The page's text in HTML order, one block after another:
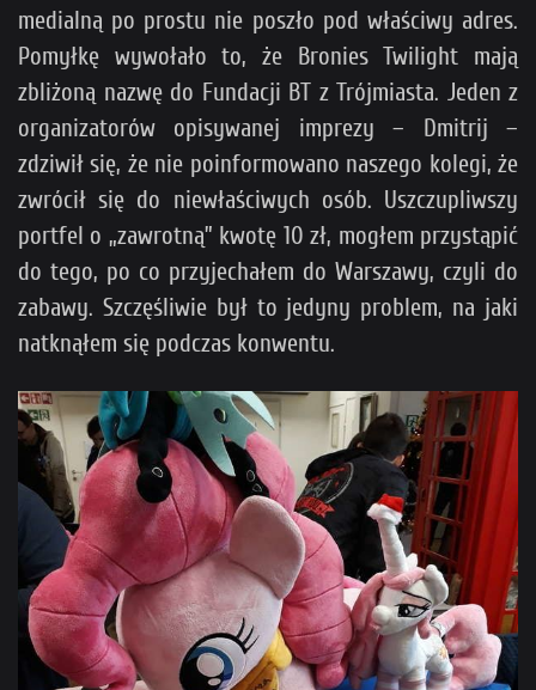
medialną po prostu nie poszło pod właściwy adres.
Pomyłkę wywołało to, że Bronies Twilight mają
zbliżoną nazwę do Fundacji BT z Trójmiasta. Jeden z
organizatorów opisywanej imprezy – Dmitrij –
zdziwił się, że nie poinformowano naszego kolegi, że
zwrócił się do niewłaściwych osób. Uszczupliwszy
portfel o „zawrotną” kwotę 10 zł, mogłem przystąpić
do tego, po co przyjechałem do Warszawy, czyli do
zabawy. Szczęśliwie był to jedyny problem, na jaki
natknąłem się podczas konwentu.